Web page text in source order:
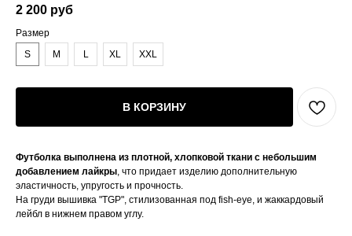
2 200 руб
Размер
S
M L XL XXL
В КОРЗИНУ
Футболка выполнена из плотной, хлопковой ткани с небольшим
добавлением лайкры, что придает изделию дополнительную
эластичность, упругость и прочность.
На груди вышивка "TGP", стилизованная под fish-eye, и жаккардовый
лейбл в нижнем правом углу.